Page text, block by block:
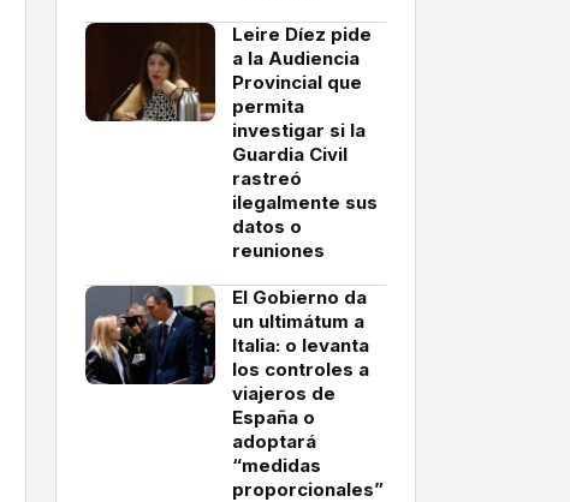
Leire Díez pide
a la Audiencia
Provincial que
permita
investigar si la
Guardia Civil
rastreó
ilegalmente sus
datos o
reuniones
El Gobierno da
un ultimátum a
Italia: o levanta
los controles a
viajeros de
España o
adoptará
“medidas
proporcionales”